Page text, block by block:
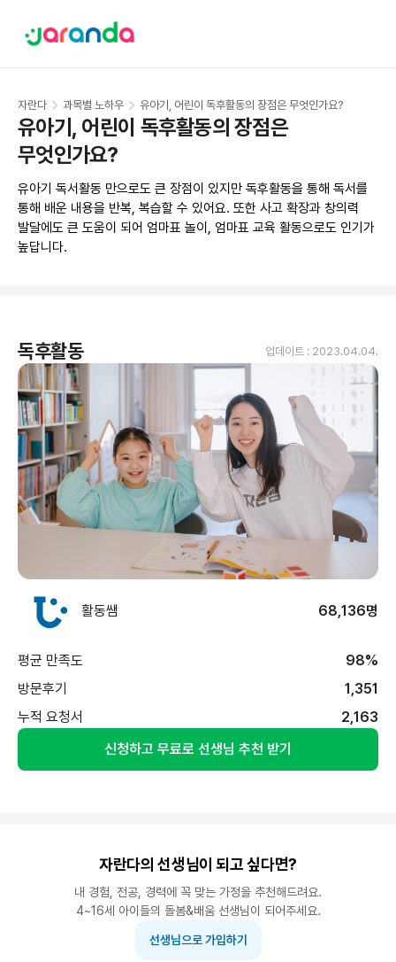
자란다 과목별 노하우 유아기, 어린이 독후활동의 장점은 무엇인가요?
유아기, 어린이 독후활동의 장점은
무엇인가요?
유아기 독서활동 만으로도 큰 장점이 있지만 독후활동을 통해 독서를
통해 배운 내용을 반복, 복습할 수 있어요. 또한 사고 확장과 창의력
발달에도 큰 도움이 되어 엄마표 놀이, 엄마표 교육 활동으로도 인기가
높답니다.
독후활동 업데이트 : 2023.04.04.
활동쌤 68,136명
평균 만족도
98%
방문후기
1,351
누적 요청서
2,163
신청하고 무료로 선생님 추천 받기
자란다의 선생님이 되고 싶다면?
내 경험, 전공, 경력에 꼭 맞는 가정을 추천해드려요.
4~16세 아이들의 돌봄&배움 선생님이 되어주세요.
선생님으로 가입하기